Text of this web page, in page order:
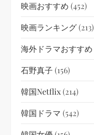
映画おすすめ (452)
映画ランキング(213)
海外ドラマおすすめ
石野真子 (156)
韓国netflix(214)
韓国ドラマ (542)